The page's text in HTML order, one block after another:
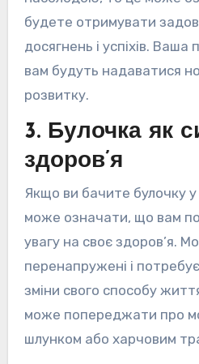
будете отримувати
досягнень і успіхів. Ваша
вам будуть надаватися
розвитку.
3. Булочка як
здоров’я
Якщо ви бачите булочку у
може означати, що вам
увагу на своє здоров’я.
перенапружені і
зміни свого способу
може попереджати про
шлунком або харчовим